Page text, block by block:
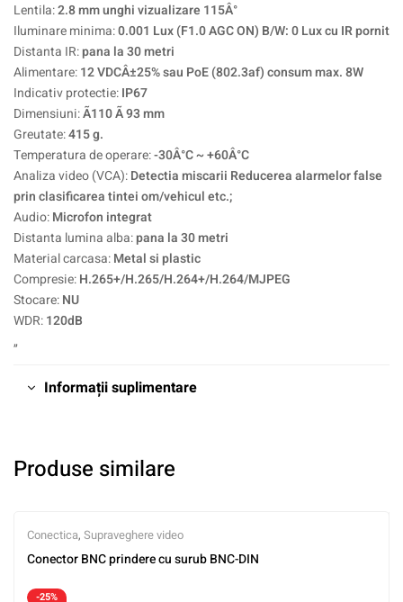
Lentila:2.8 mm unghi vizualizare 115Â°
Iluminare minima:0.001 Lux (F1.0 AGC ON) B/W: 0 Lux cu IR pornit
Distanta IR:pana la 30 metri
Alimentare:12 VDCÂ±25% sau PoE (802.3af) consum max. 8W
Indicativ protectie:IP67
Dimensiuni:Ã110 Ã 93 mm
Greutate:415 g.
Temperatura de operare:-30Â°C ~ +60Â°C
Analiza video (VCA):Detectia miscarii Reducerea alarmelor false
prin clasificarea tintei om/vehicul etc.;
Audio:Microfon integrat
Distanta lumina alba:pana la 30 metri
Material carcasa:Metal si plastic
Compresie:H.265+/H.265/H.264+/H.264/MJPEG
Stocare:NU
WDR:120dB
„
Informații suplimentare
Produse similare
Conectica, Supraveghere video
Conector BNC prindere cu surub BNC-DIN
-25%